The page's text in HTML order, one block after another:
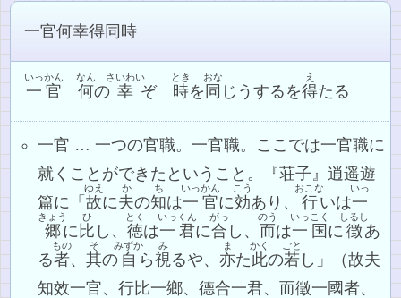
一官何幸得同時
一官
いっかん
何
なん
の 幸
さいわい
ぞ 時
とき
を 同
おな
じうするを得
え
たる
一官 … 一つの官職。一官職。ここでは一官職に
就くことができたということ。『荘子』逍遥遊
篇に「故
ゆえ
に夫
か
の知
ち
は一官
いっかん
に効
こう
あり、 行
おこな
いは一
いっ
郷
きょう
に 比
ひ
し、徳
とく
は一君
いっくん
に合
がっ
し、而
のう
は一国
いっこく
に 徴
しるし
あ
る者
もの
、其
そ
の 自
みずか
ら視
み
るや、亦
ま
た此
かく
の若
ごと
し」（故夫
知效一官、行比一鄉、德合一君、而徵一國者、